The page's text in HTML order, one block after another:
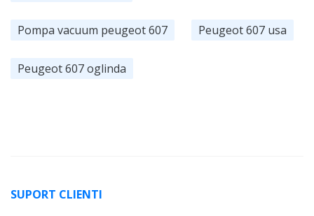
Pompa vacuum peugeot 607 Peugeot 607 usa
Peugeot 607 oglinda
SUPORT CLIENTI